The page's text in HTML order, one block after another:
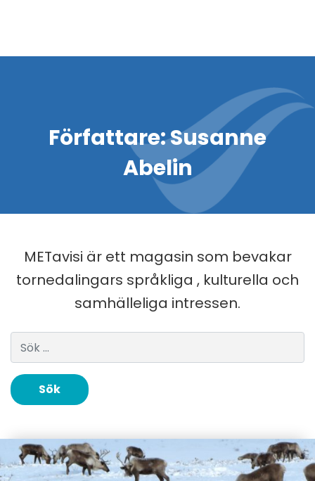
Författare:Susanne
Abelin
METavisi är ett magasin som bevakar
tornedalingars språkliga , kulturella och
samhälleliga intressen.
Sök efter: